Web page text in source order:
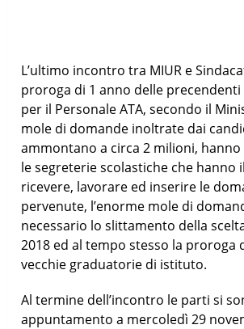
L’ultimo incontro tra MIUR e
proroga di 1 anno delle
per il Personale ATA, secondo il
mole di domande inoltrate dai
ammontano a circa 2 milioni,
le segreterie scolastiche che hanno
ricevere, lavorare ed inserire le
pervenute, l’enorme mole di
necessario lo slittamento della
2018 ed al tempo stesso la proroga
vecchie graduatorie di istituto.
Al termine dell’incontro le parti si
appuntamento a mercoledì 29